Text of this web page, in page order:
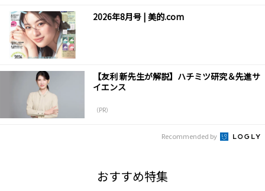
2026年8月号 | 美的.com
【友利 新先生が解説】ハチミツ研究＆先進サ
イエンス
（PR）
Recommended by
おすすめ特集